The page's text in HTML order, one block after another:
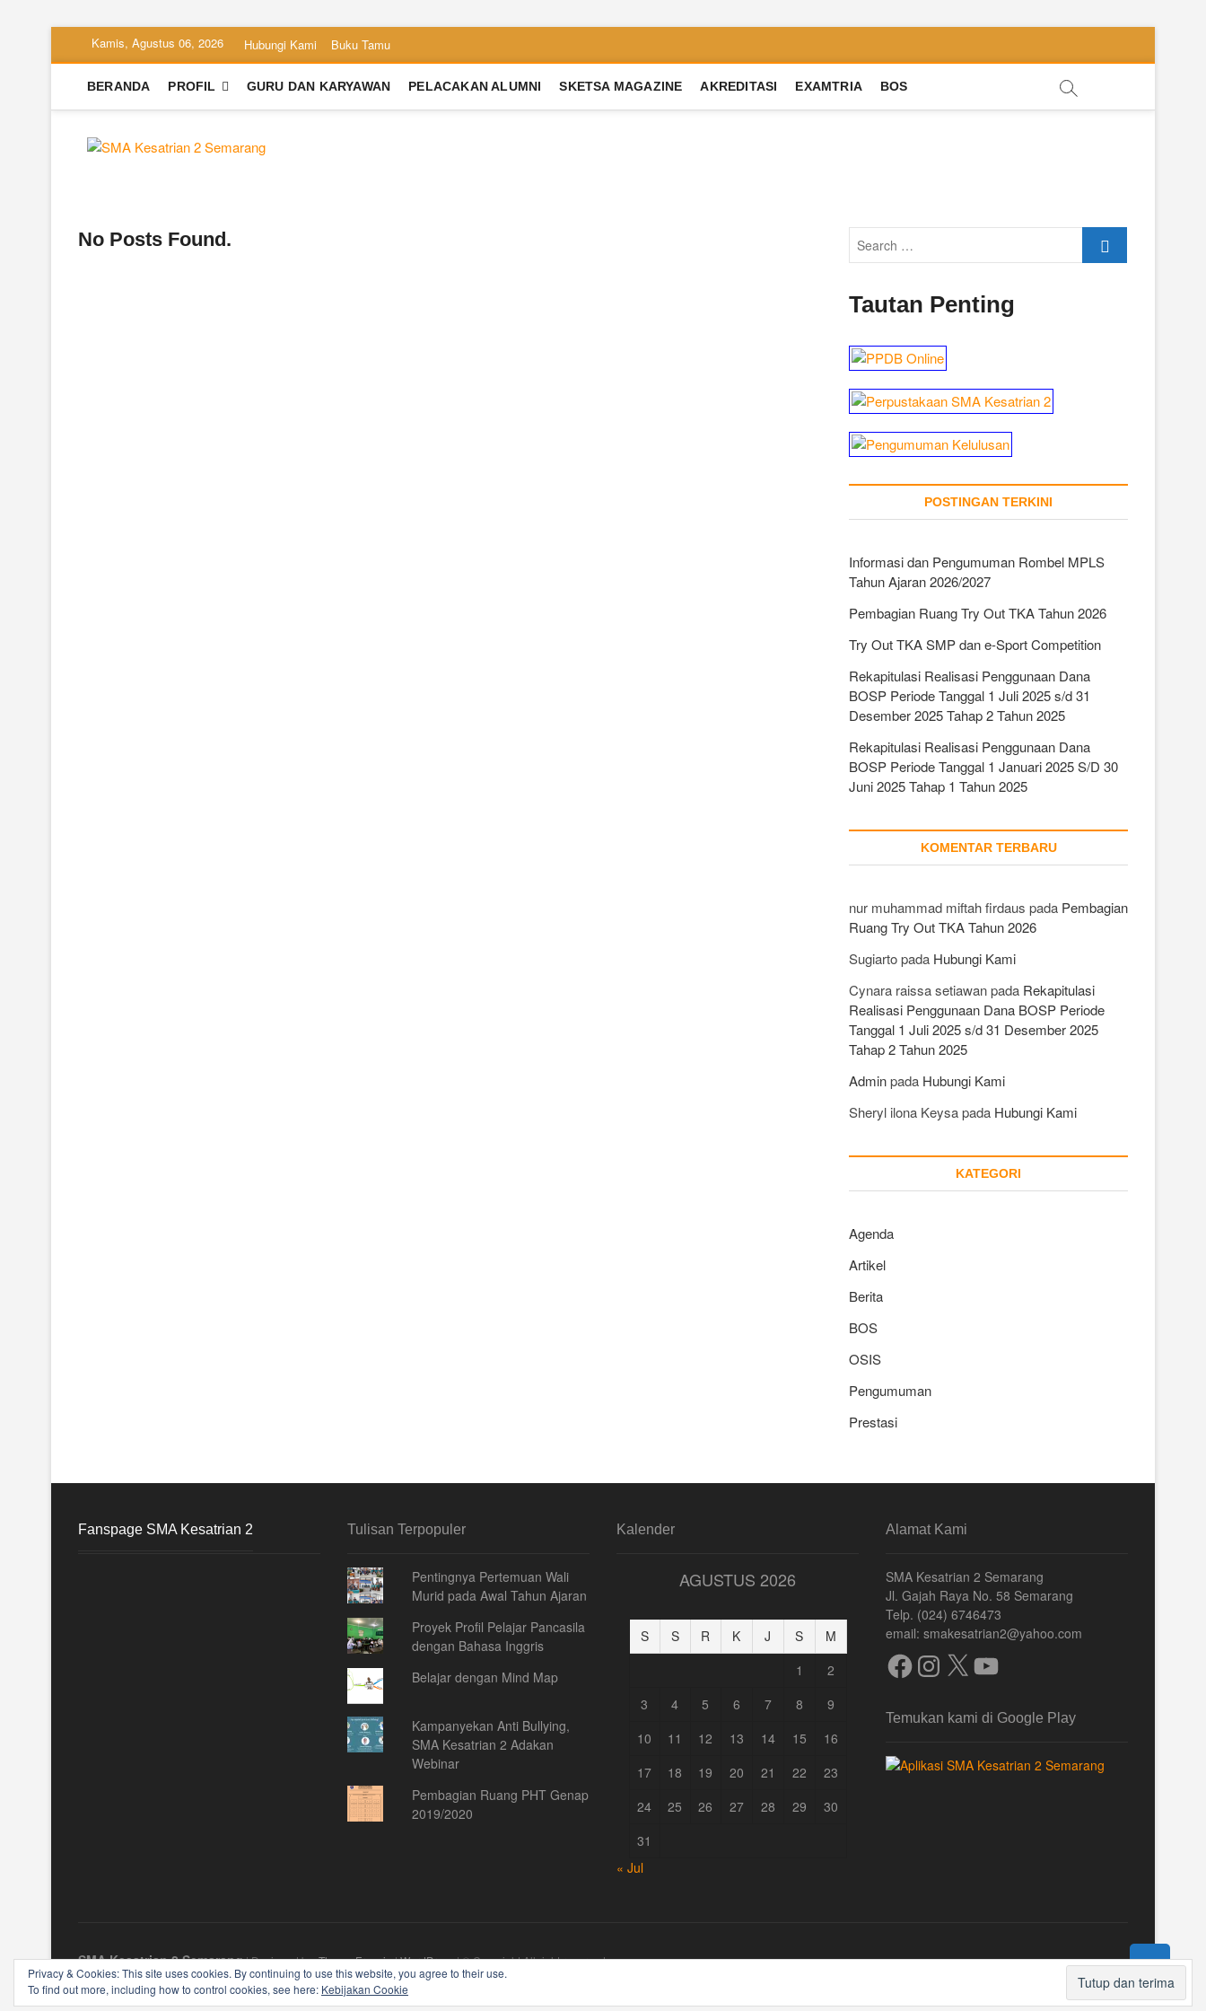
Kamis, Agustus 06, 2026 Hubungi Kami Buku Tamu
BERANDA PROFIL GURU DAN KARYAWAN PELACAKAN ALUMNI SKETSA MAGAZINE AKREDITASI EXAMTRIA BOS
No Posts Found.
Tautan Penting
POSTINGAN TERKINI
Informasi dan Pengumuman Rombel MPLS
Tahun Ajaran 2026/2027
Pembagian Ruang Try Out TKA Tahun 2026
Try Out TKA SMP dan e-Sport Competition
Rekapitulasi Realisasi Penggunaan Dana
BOSP Periode Tanggal 1 Juli 2025 s/d 31
Desember 2025 Tahap 2 Tahun 2025
Rekapitulasi Realisasi Penggunaan Dana
BOSP Periode Tanggal 1 Januari 2025 S/D 30
Juni 2025 Tahap 1 Tahun 2025
KOMENTAR TERBARU
nur muhammad miftah firdaus pada Pembagian
Ruang Try Out TKA Tahun 2026
Sugiartopada Hubungi Kami
Cynara raissa setiawanpada Rekapitulasi
Realisasi Penggunaan Dana BOSP Periode
Tanggal 1 Juli 2025 s/d 31 Desember 2025
Tahap 2 Tahun 2025
Adminpada Hubungi Kami
Sheryl ilona Keysapada Hubungi Kami
KATEGORI
Agenda
Artikel
Berita
BOS
OSIS
Pengumuman
Prestasi
Fanspage SMA Kesatrian 2 Tulisan Terpopuler
Pentingnya Pertemuan Wali
Murid pada Awal Tahun Ajaran
Proyek Profil Pelajar Pancasila
dengan Bahasa Inggris
Belajar dengan Mind Map
Kampanyekan Anti Bullying,
SMA Kesatrian 2 Adakan
Webinar
Pembagian Ruang PHT Genap
2019/2020
Kalender
AGUSTUS 2026
S S R K J S
M
1
2
3
4 5 6 7 8
9
10
11 12 13 14 15
16
17
18 19 20 21 22
23
24
25 26 27 28 29
30
31
« Jul
Alamat Kami
SMA Kesatrian 2 Semarang
Jl. Gajah Raya No. 58 Semarang
Telp. (024) 6746473
email: smakesatrian2@yahoo.com
FacebookInstagram
X YouTube
Temukan kami di Google Play
SMA Kesatrian 2 Semarang| Designed by:Theme Freesia|WordPress| © Copyright All right reserved TOP
Privacy & Cookies: This site uses cookies. By continuing to use this website, you agree to their use.
To find out more, including how to control cookies, see here: Kebijakan Cookie